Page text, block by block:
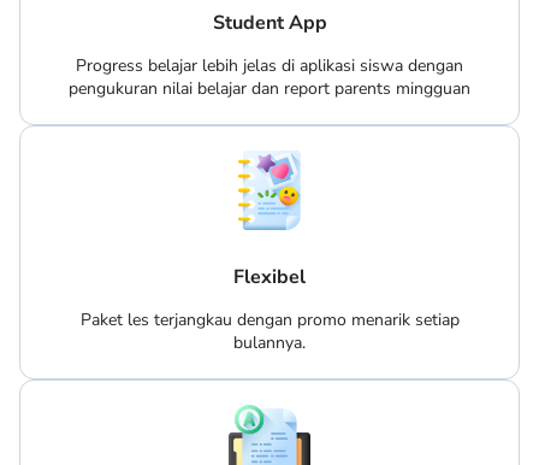
Student App
Progress belajar lebih jelas di aplikasi siswa dengan
pengukuran nilai belajar dan report parents mingguan
Flexibel
Paket les terjangkau dengan promo menarik setiap
bulannya.